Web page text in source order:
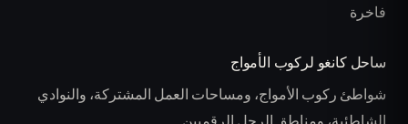
فاخرة
ساحل كانغو لركوب الأمواج
شواطئ ركوب الأمواج، ومساحات العمل المشتركة، والنوادي